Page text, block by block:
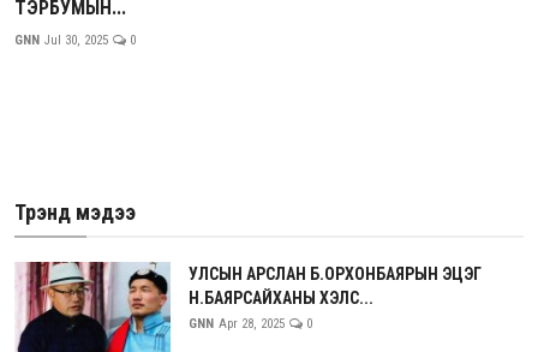
ТЭРБУМЫН...
GNN Jul 30, 2025 0
Трэнд мэдээ
УЛСЫН АРСЛАН Б.ОРХОНБАЯРЫН ЭЦЭГ
Н.БАЯРСАЙХАНЫ ХЭЛС...
GNN Apr 28, 2025 0